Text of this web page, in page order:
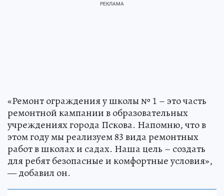
«Ремонт ограждения у школы № 1 – это часть
ремонтной кампании в образовательных
учреждениях города Пскова. Напомню, что в
этом году мы реализуем 83 вида ремонтных
работ в школах и садах. Наша цель – создать
для ребят безопасные и комфортные условия»,
— добавил он.